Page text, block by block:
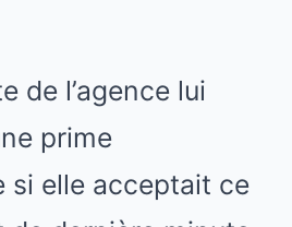
de l’agence lui
prime
si elle acceptait ce